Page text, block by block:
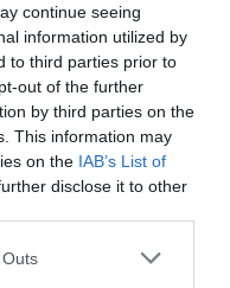
continue seeing
information utilized by
to third parties prior to
out of the further
by third parties on the
This information may
on the IAB’s List of
disclose it to other